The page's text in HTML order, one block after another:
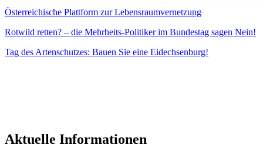
Österreichische Plattform zur Lebensraumvernetzung
Rotwild retten? – die Mehrheits-Politiker im Bundestag sagen Nein!
Tag des Artenschutzes: Bauen Sie eine Eidechsenburg!
Aktuelle Informationen